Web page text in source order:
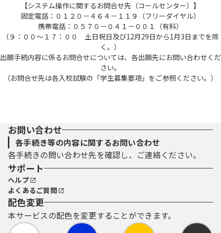
【システム操作に関するお問合せ先（コールセンター）】
固定電話：０１２０－４６４－１１９（フリーダイヤル）
携帯電話：０５７０－０４１－００１（有料）
（９：００～１７：００ 土日祝日及び12月29日から1月3日までを除
く。）
出願手続内容に係るお問合せについては、各出願先にお問い合わせくだ
さい。
（お問合せ先は各入校試験の「学生募集要項」をご参照ください。）
お問い合わせ
各手続き等の内容に関するお問い合わせ
各手続きの問い合わせ先を確認し、ご連絡ください。
サポート
ヘルプ
よくあるご質問
配色変更
本サービスの配色を変更することができます。